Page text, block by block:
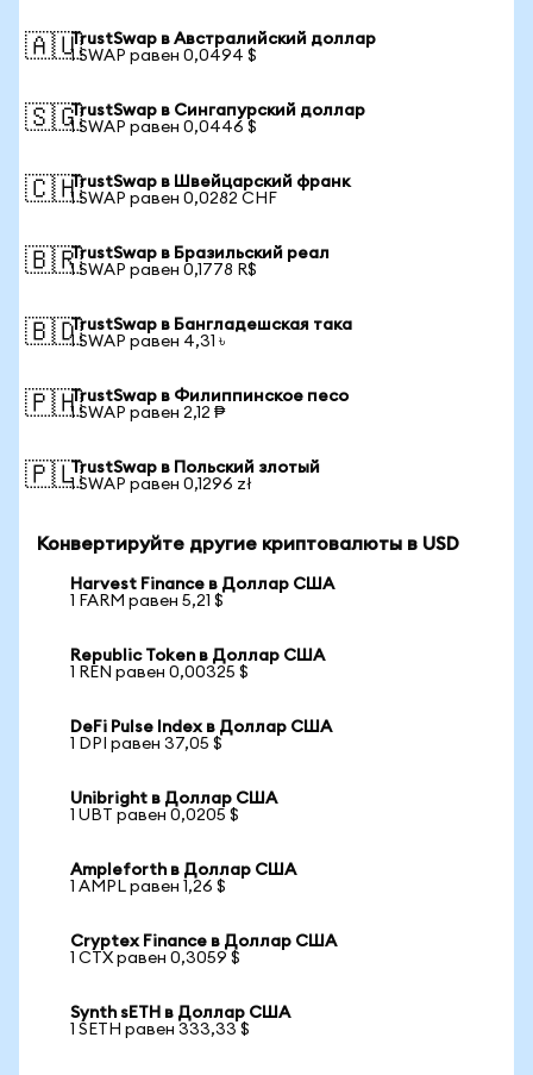
🇦🇺TrustSwap в Австралийский доллар
1 SWAP равен 0,0494 $
🇸🇬TrustSwap в Сингапурский доллар
1 SWAP равен 0,0446 $
🇨🇭TrustSwap в Швейцарский франк
1 SWAP равен 0,0282 CHF
🇧🇷TrustSwap в Бразильский реал
1 SWAP равен 0,1778 R$
🇧🇩TrustSwap в Бангладешская така
1 SWAP равен 4,31 ৳
🇵🇭TrustSwap в Филиппинское песо
1 SWAP равен 2,12 ₱
🇵🇱TrustSwap в Польский злотый
1 SWAP равен 0,1296 zł
Конвертируйте другие криптовалюты в USD
Harvest Finance в Доллар США
1 FARM равен 5,21 $
Republic Token в Доллар США
1 REN равен 0,00325 $
DeFi Pulse Index в Доллар США
1 DPI равен 37,05 $
Unibright в Доллар США
1 UBT равен 0,0205 $
Ampleforth в Доллар США
1 AMPL равен 1,26 $
Cryptex Finance в Доллар США
1 CTX равен 0,3059 $
Synth sETH в Доллар США
1 SETH равен 333,33 $